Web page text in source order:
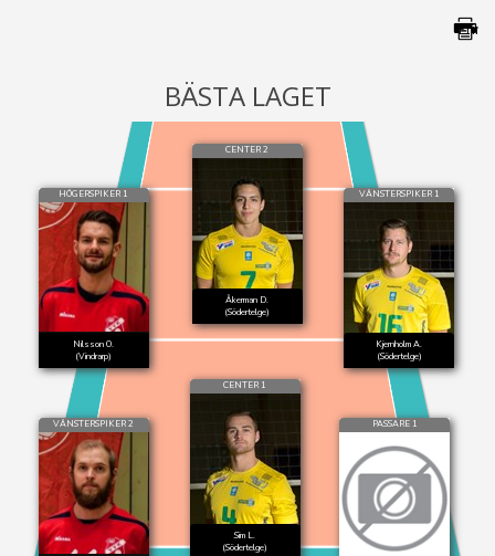
BÄSTA LAGET
HÖGERSPIKER 1
Nilsson O.
(Vindrarp)
CENTER 2
Åkerman D.
(Södertelge)
VÄNSTERSPIKER 1
Kjernholm A.
(Södertelge)
VÄNSTERSPIKER 2
CENTER 1
Sim L.
(Södertelge)
PASSARE 1